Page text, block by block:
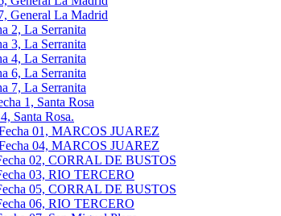
General La Madrid
2, La Serranita
3, La Serranita
4, La Serranita
6, La Serranita
7, La Serranita
1, Santa Rosa
Santa Rosa.
01, MARCOS JUAREZ
04, MARCOS JUAREZ
02, CORRAL DE BUSTOS
03, RIO TERCERO
05, CORRAL DE BUSTOS
06, RIO TERCERO